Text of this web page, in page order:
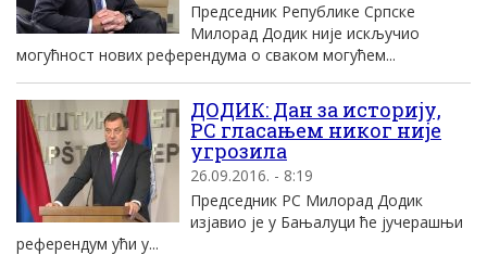
Председник Републике Српске
Mилорад Додик ниjе искључио
могућност нових референдума о сваком могућем...
ДОДИК: Дан за историjу,
РС гласањем никог ниjе
угрозила
26.09.2016. - 8:19
Председник РС Mилорад Додик
изjавио jе у Бањалуци ће jучерашњи
референдум ући у...